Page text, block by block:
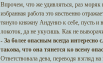
Впрочем, что же удивляться, раз
избранная работа это явственно
тянуло княжну Андуниэ к себе, пусть и
локоток, да не укусишь. Как не
- За более опасным всегда
такова, что она тянется ко всему
Ответствовала дева, переводя взгляд